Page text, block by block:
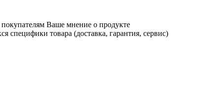
Ваше мнение о продукте
товара (доставка, гарантия, сервис)